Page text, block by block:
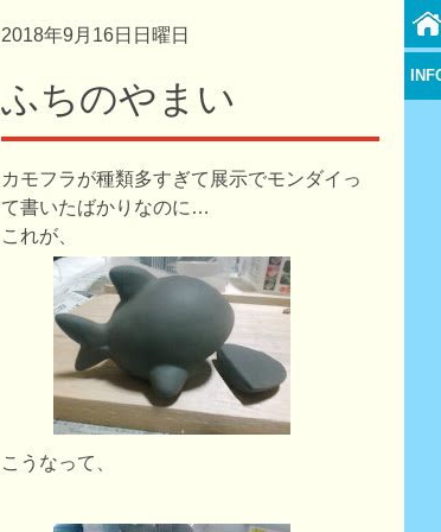
2018年9月16日日曜日
ふちのやまい
カモフラが種類多すぎて展示でモンダイっ
て書いたばかりなのに…
これが、
こうなって、